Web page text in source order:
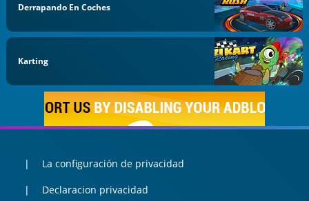
Derrapando En Coches
Karting
La configuración de privacidad
Declaracion privacidad